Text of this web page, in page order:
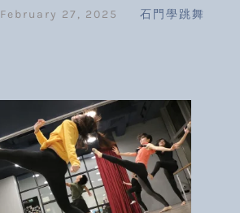
February 27, 2025 石門學跳舞